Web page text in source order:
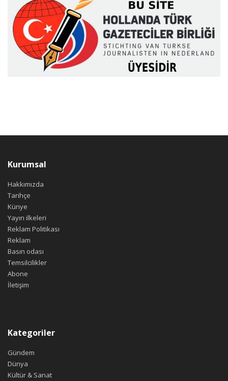
Kurumsal
Hakkımızda
Tarihçe
Künye
Yayın ilkeleri
Reklam Politikası
Reklam
Basın odası
Temsilcilikler
Abone
İletişim
Kategoriler
Gündem
Dünya
Kültür & Sanat